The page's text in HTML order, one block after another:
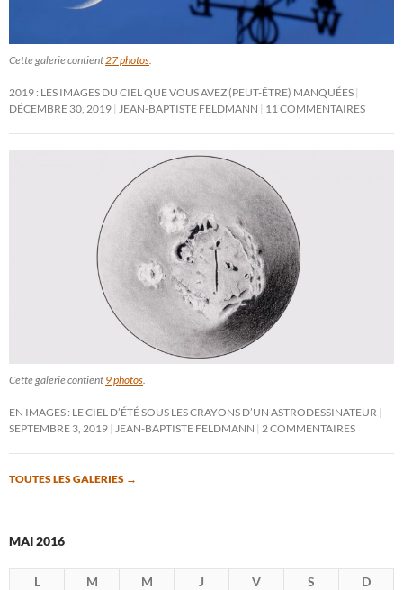
Cette galerie contient 27 photos
2019 : LES IMAGES DU CIEL QUE VOUS AVEZ (PEUT-ÊTRE) MANQUÉES
DÉCEMBRE 30, 2019
JEAN-BAPTISTE FELDMANN 11 COMMENTAIRES
Cette galerie contient 9 photos
EN IMAGES : LE CIEL D’ÉTÉ SOUS LES CRAYONS D’UN ASTRODESSINATEUR
SEPTEMBRE 3, 2019
JEAN-BAPTISTE FELDMANN 2 COMMENTAIRES
TOUTES LES GALERIES →
MAI 2016
L M M J V S
D